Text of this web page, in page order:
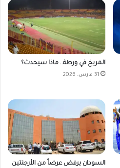
المريخ في ورطة.. ماذا سيحدث؟
31 مارس، 2026
السودان يرفض عرضاً من الأرجنتين